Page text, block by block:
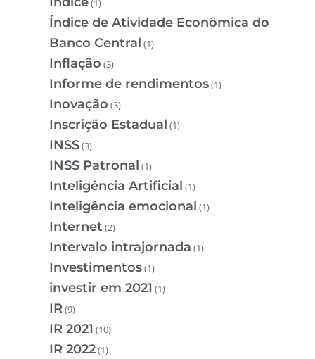
(1)
Índice de Atividade Econômica do
Banco Central (1)
Inflação (3)
Informe de rendimentos(1)
Inovação (3)
Inscrição Estadual (1)
INSS(3)
INSS Patronal (1)
Inteligência Artificial (1)
Inteligência emocional (1)
Internet (2)
Intervalo intrajornada (1)
Investimentos(1)
investir em 2021 (1)
IR(9)
IR 2021 (10)
IR 2022(1)